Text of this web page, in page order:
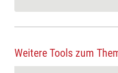
Weitere Tools zum